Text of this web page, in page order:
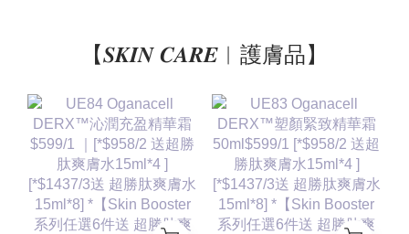
【𝑺𝑲𝑰𝑵 𝑪𝑨𝑹𝑬︱護膚品】